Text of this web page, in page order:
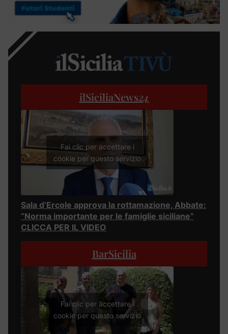
ilSiciliaNews24
Fai clic per accettare i
cookie per questo servizio
Sala d’Ercole approva la rottamazione, Abbate:
“Norma importante per le famiglie siciliane”
CLICCA PER IL VIDEO
BarSicilia
Fai clic per accettare i
cookie per questo servizio